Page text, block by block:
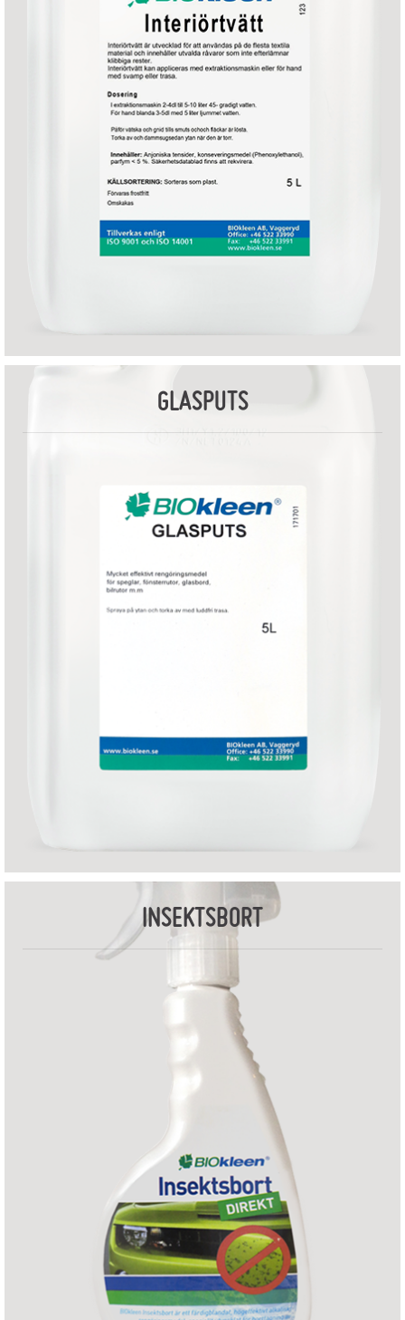
GLASPUTS
INSEKTSBORT